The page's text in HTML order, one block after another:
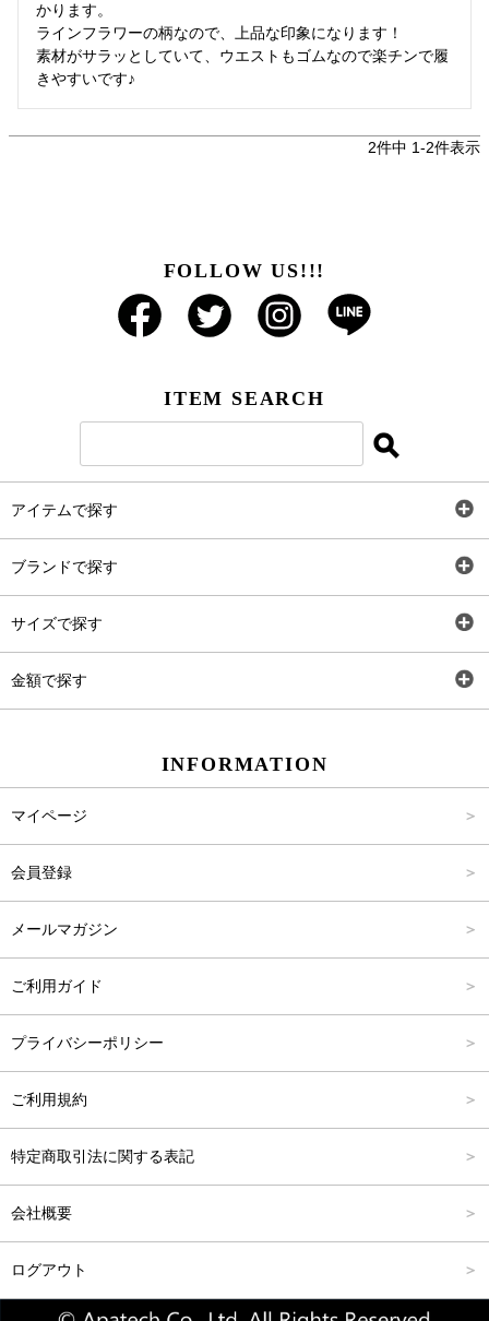
かります。
ラインフラワーの柄なので、上品な印象になります！
素材がサラッとしていて、ウエストもゴムなので楽チンで履
きやすいです♪
2件中 1-2件表示
FOLLOW US!!!
ITEM SEARCH
アイテムで探す
ブランドで探す
サイズで探す
金額で探す
INFORMATION
マイページ
会員登録
メールマガジン
ご利用ガイド
プライバシーポリシー
ご利用規約
特定商取引法に関する表記
会社概要
ログアウト